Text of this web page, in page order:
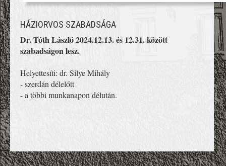
HÁZIORVOS SZABADSÁGA
Dr. Tóth László 2024.12.13. és 12.31. között
szabadságon lesz.
Helyettesíti: dr. Silye Mihály
- szerdán délelőtt
- a többi munkanapon délután.